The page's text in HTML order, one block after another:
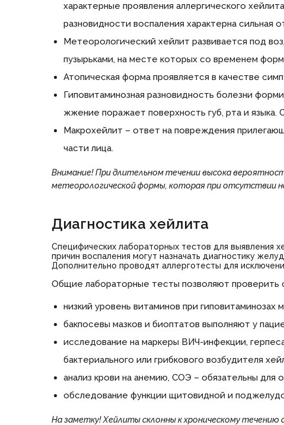
характерные проявления аллергического
разновидности воспаления характерна
Метеорологический хейлит развивается под
пузырьками, на месте которых со временем
Атопическая форма проявляется в качестве
Гиповитаминозная разновидность болезни
жжение поражает поверхность губ, рта и
Макрохейлит – ответ на повреждения
части лица.
Внимание!При длительном течении высока
метеорологической формы, которая при отсутствии
Диагностика хейлита
Специфических лабораторных тестов для выявления
причин воспаления могут назначать диагностику
Дополнительно проводят аллерготесты для
Общие лабораторные тесты позволяют проверить
низкий уровень витаминов при
бакпосевы мазков и биоптатов выполняют у
исследование на маркеры ВИЧ-инфекции,
бактериального или грибкового возбудителя
анализ крови на анемию, СОЭ – обязательны для
обследование функции щитовидной и
На заметку!Хейлиты склонны к хроническому течению